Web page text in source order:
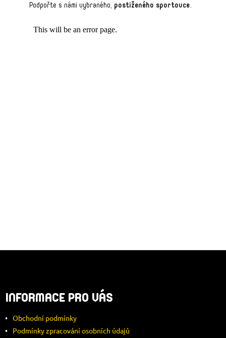
Podpořte s námi vybraného, postiženého sportovce.
P
A
INFORMACE PRO VÁS
Obchodní podmínky
Podmínky zpracování osobních údajů